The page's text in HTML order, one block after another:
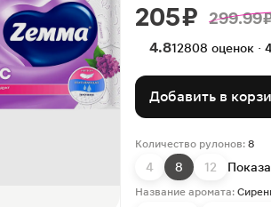
205 ₽ 299.99
4.812808 оценок ·
Добавить в
Количество рулонов: 8
4 8 12
Название аромата: